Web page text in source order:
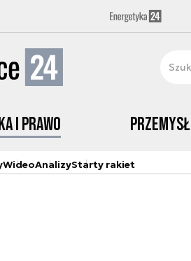
i prawo Przemysł
WideoAnalizyStarty rakiet